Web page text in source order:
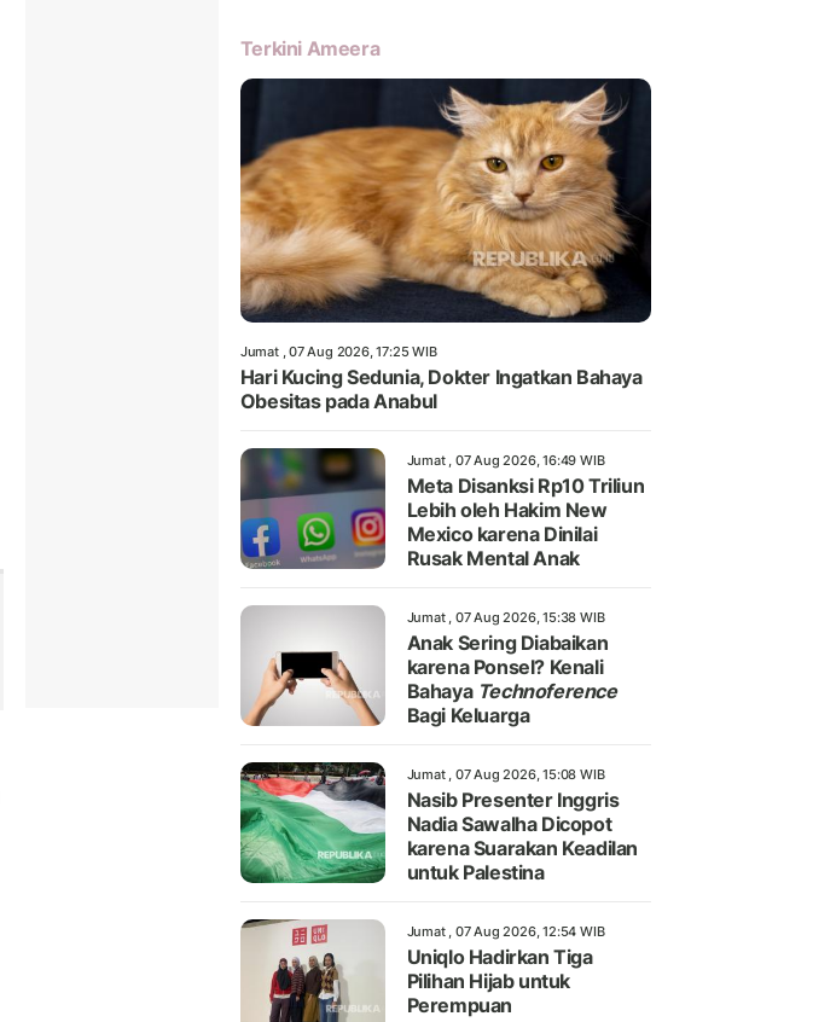
Terkini Ameera
Jumat , 07 Aug 2026, 17:25 WIB
Hari Kucing Sedunia, Dokter Ingatkan Bahaya
Obesitas pada Anabul
Jumat , 07 Aug 2026, 16:49 WIB
Meta Disanksi Rp10 Triliun
Lebih oleh Hakim New
Mexico karena Dinilai
Rusak Mental Anak
Jumat , 07 Aug 2026, 15:38 WIB
Anak Sering Diabaikan
karena Ponsel? Kenali
Bahaya Technoference
Bagi Keluarga
Jumat , 07 Aug 2026, 15:08 WIB
Nasib Presenter Inggris
Nadia Sawalha Dicopot
karena Suarakan Keadilan
untuk Palestina
Jumat , 07 Aug 2026, 12:54 WIB
Uniqlo Hadirkan Tiga
Pilihan Hijab untuk
Perempuan